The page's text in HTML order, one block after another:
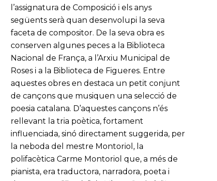
l’assignatura de Composició i els anys
següents serà quan desenvolupi la seva
faceta de compositor. De la seva obra es
conserven algunes peces a la Biblioteca
Nacional de França, a l’Arxiu Municipal de
Roses i a la Biblioteca de Figueres. Entre
aquestes obres en destaca un petit conjunt
de cançons que musiquen una selecció de
poesia catalana. D’aquestes cançons n’és
rellevant la tria poètica, fortament
influenciada, sinó directament suggerida, per
la neboda del mestre Montoriol, la
polifacètica Carme Montoriol que, a més de
pianista, era traductora, narradora, poeta i